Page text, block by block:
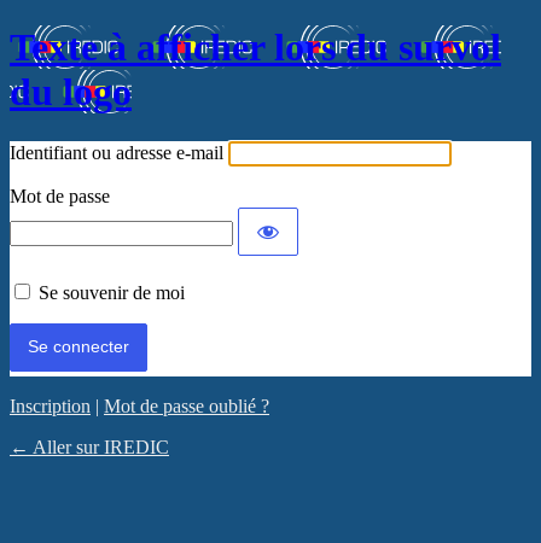
Texte à afficher lors du survol
du logo
Identifiant ou adresse e-mail
Mot de passe
Se souvenir de moi
Inscription | Mot de passe oublié ?
← Aller sur IREDIC